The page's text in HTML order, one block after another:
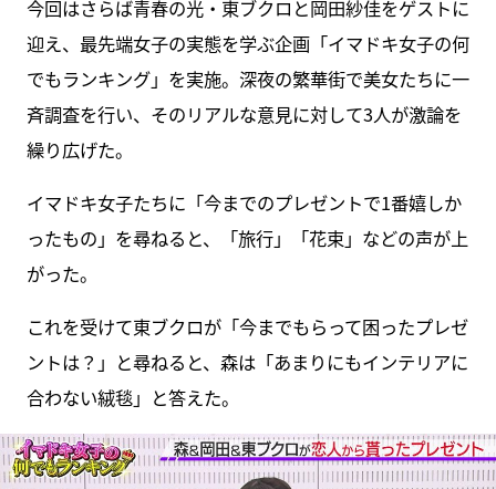
今回はさらば青春の光・東ブクロと岡田紗佳をゲストに
迎え、最先端女子の実態を学ぶ企画「イマドキ女子の何
でもランキング」を実施。深夜の繁華街で美女たちに一
斉調査を行い、そのリアルな意見に対して3人が激論を
繰り広げた。
イマドキ女子たちに「今までのプレゼントで1番嬉しか
ったもの」を尋ねると、「旅行」「花束」などの声が上
がった。
これを受けて東ブクロが「今までもらって困ったプレゼ
ントは？」と尋ねると、森は「あまりにもインテリアに
合わない絨毯」と答えた。